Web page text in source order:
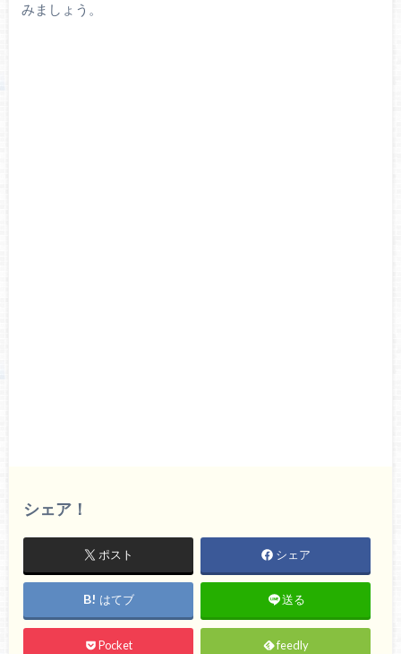
みましょう。
シェア！
ポスト シェア
はてブ 送る
Pocket feedly